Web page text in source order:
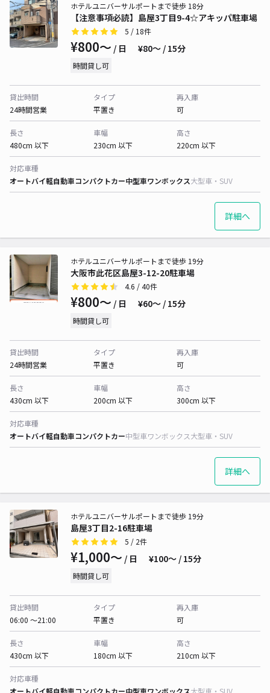
【注意事項必読】島屋3丁目9-4☆アキッパ駐車場
ホテルユニバーサルポートまで徒歩 18分
5 / 18件
¥800〜 / 日 ¥80〜 / 15分
時間貸し可
貸出時間
24時間営業
タイプ
平置き
再入庫
可
長さ
480cm 以下
車幅
230cm 以下
高さ
220cm 以下
対応車種
オートバイ軽自動車コンパクトカー中型車ワンボックス大型車・SUV
詳細へ
大阪市此花区島屋3-12-20駐車場
ホテルユニバーサルポートまで徒歩 19分
4.6 / 40件
¥800〜 / 日 ¥60〜 / 15分
時間貸し可
貸出時間
24時間営業
タイプ
平置き
再入庫
可
長さ
430cm 以下
車幅
200cm 以下
高さ
300cm 以下
対応車種
オートバイ軽自動車コンパクトカー中型車ワンボックス大型車・SUV
詳細へ
島屋3丁目2-16駐車場
ホテルユニバーサルポートまで徒歩 19分
5 / 2件
¥1,000〜 / 日 ¥100〜 / 15分
時間貸し可
貸出時間
06:00 〜21:00
タイプ
平置き
再入庫
可
長さ
430cm 以下
車幅
180cm 以下
高さ
210cm 以下
対応車種
オートバイ軽自動車コンパクトカー中型車ワンボックス大型車・SUV